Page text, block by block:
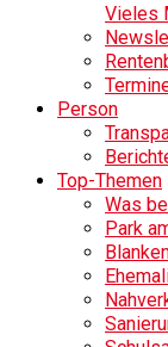
Vieles
Person
Top-Themen
Was
Park